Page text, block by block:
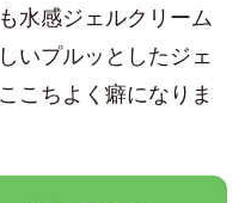
水感ジェルクリーム
いプルッとしたジェ
こちよく癖になりま